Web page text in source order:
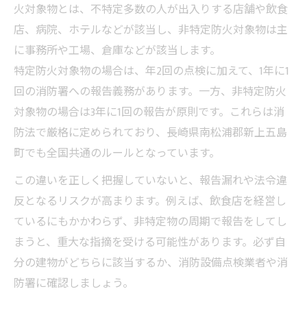
火対象物とは、不特定多数の人が出入りする店舗や飲食
店、病院、ホテルなどが該当し、非特定防火対象物は主
に事務所や工場、倉庫などが該当します。
特定防火対象物の場合は、年2回の点検に加えて、1年に1
回の消防署への報告義務があります。一方、非特定防火
対象物の場合は3年に1回の報告が原則です。これらは消
防法で厳格に定められており、長崎県南松浦郡新上五島
町でも全国共通のルールとなっています。
この違いを正しく把握していないと、報告漏れや法令違
反となるリスクが高まります。例えば、飲食店を経営し
ているにもかかわらず、非特定物の周期で報告をしてし
まうと、重大な指摘を受ける可能性があります。必ず自
分の建物がどちらに該当するか、消防設備点検業者や消
防署に確認しましょう。